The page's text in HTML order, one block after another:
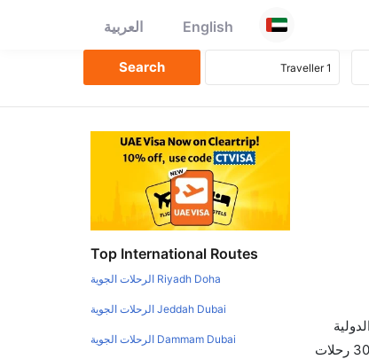
English العربية
والأسعار والأوقات في مكان واحد لجعل تجربتك سهلة ومريحة وإن الخطوط الجوية التي تسير رحلات بين و باريس هي 0 يوجد بالمجمل 308 رحلات
Top International Routes
Riyadh Doha الرحلات الجوية
Jeddah Dubai الرحلات الجوية
Dammam Dubai الرحلات الجوية